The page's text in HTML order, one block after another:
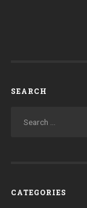
SEARCH
CATEGORIES